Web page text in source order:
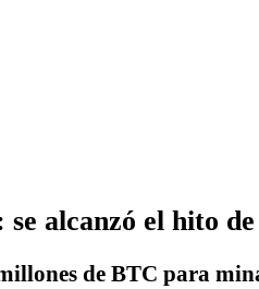
alcanzó el hito
de BTC para